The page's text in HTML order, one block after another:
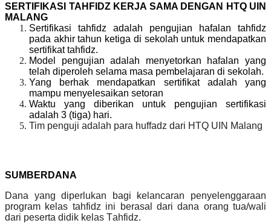
SERTIFIKASI TAHFIDZKERJA SAMA DENGAN HTQ UIN
MALANG
Sertifikasi tahfidz adalah pengujian hafalan tahfidz
pada akhir tahun ketiga di sekolah untuk mendapatkan
sertifikat tahfidz.
Model pengujian adalah menyetorkan hafalan yang
telah diperoleh selama masa pembelajaran di sekolah.
Yang berhak mendapatkan sertifikat adalah yang
mampu menyelesaikan setoran
Waktu yang diberikan untuk pengujian sertifikasi
adalah 3 (tiga) hari.
Tim penguji adalah para huffadz dari HTQ UIN Malang
SUMBERDANA
Dana yang diperlukan bagi kelancaran penyelenggaraan
program kelas tahfidz ini berasal dari dana orang tua/wali
dari peserta didik kelas Tahfidz.